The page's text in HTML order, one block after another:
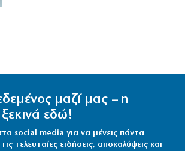
μαζί μας – η
εδώ!
social media για να μένεις πάντα
τελευταίες ειδήσεις, αποκαλύψεις και